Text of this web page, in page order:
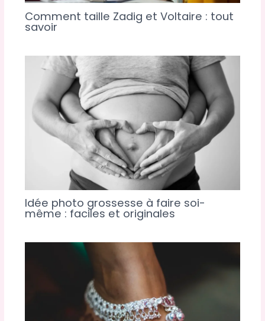
Comment taille Zadig et Voltaire : tout
savoir
Idée photo grossesse à faire soi-
même : faciles et originales